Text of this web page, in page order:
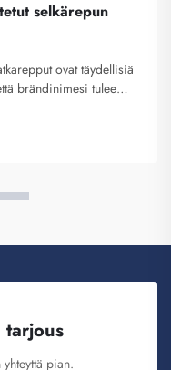
selkärepun
ovat täydellisiä
brändinimesi tulee
pian.